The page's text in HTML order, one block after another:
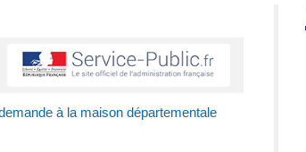
à la maison départementale